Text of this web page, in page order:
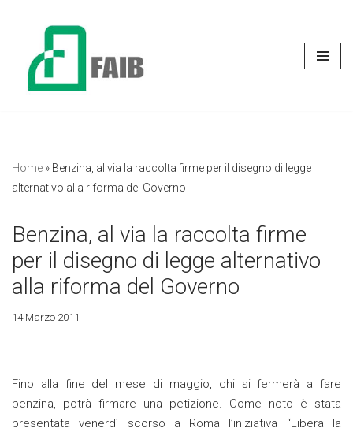
contenuto
Home » Benzina, al via la raccolta firme per il disegno di legge
alternativo alla riforma del Governo
Benzina, al via la raccolta firme
per il disegno di legge alternativo
alla riforma del Governo
14 Marzo 2011
Fino alla fine del mese di maggio, chi si fermerà a fare
benzina, potrà firmare una petizione. Come noto è stata
presentata venerdì scorso a Roma l’iniziativa “Libera la